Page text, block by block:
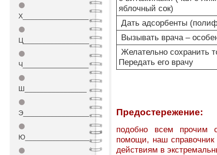
⚫
Х_________________
⚫
Ц_________________
⚫
Ч_________________
⚫
Ш________________
⚫
Э_________________
⚫
Ю_________________
⚫
яблочный сок)
Дать адсорбенты
Вызывать врача –
Желательно сохранить
Передать его врачу
Предостережение:
подобно всем прочим
помощи, наш справочник
действиям в